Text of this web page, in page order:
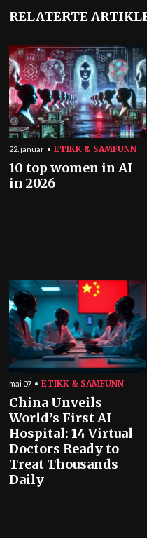
RELATERTE
22. januar ETIKK & SAMFUNN
10 top women in AI
in 2026
mai 07 ETIKK & SAMFUNN
China Unveils
World’s First AI
Hospital: 14 Virtual
Doctors Ready to
Treat Thousands
Daily